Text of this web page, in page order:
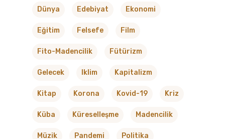
Dünya Edebiyat Ekonomi
Eğitim Felsefe Film
Fito-Madencilik Fütürizm
Gelecek Iklim Kapitalizm
Kitap Korona Kovid-19 Kriz
Küba Küreselleşme Madencilik
Müzik Pandemi Politika